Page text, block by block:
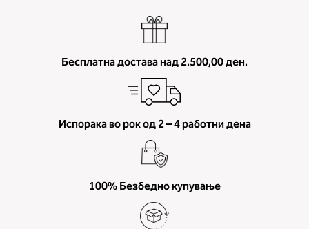
Бесплатна достава над 2.500,00 ден.
Испорака во рок од 2 – 4 работни дена
100% Безбедно купување